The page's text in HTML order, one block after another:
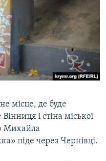
місце, де буде
Вінниця і стіна міської
Михайла
піде через Чернівці.